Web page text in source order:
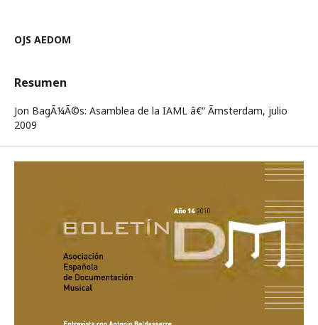
OJS AEDOM
Resumen
Jon BagÃ¼Ã©s: Asamblea de la IAML â€“ Ãmsterdam, julio
2009